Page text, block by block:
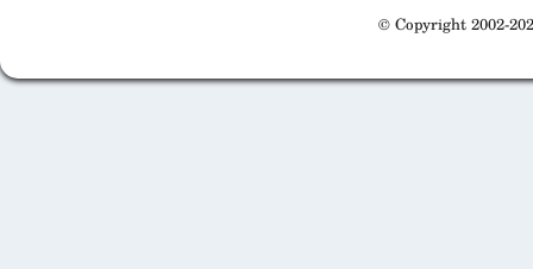
© Copyright 2002-